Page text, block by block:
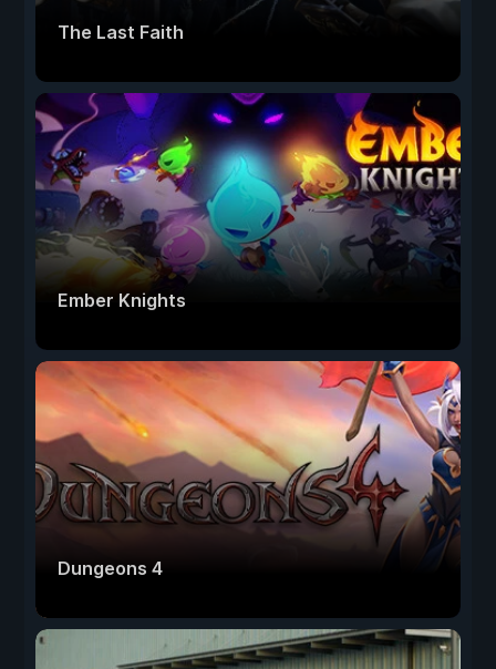
The Last Faith
Ember Knights
Dungeons 4